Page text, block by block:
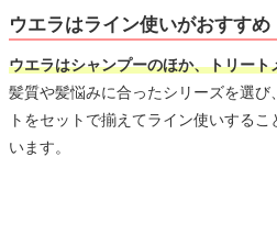
ウエラはライン使いがおすすめ
ウエラはシャンプーのほか、トリート
髪質や髪悩みに合ったシリーズを選
トをセットで揃えてライン使いする
います。